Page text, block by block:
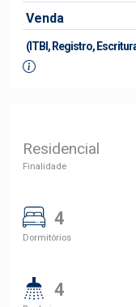
Venda
(ITBI, Registro,
Residencial
Finalidade
4
Dormitórios
4